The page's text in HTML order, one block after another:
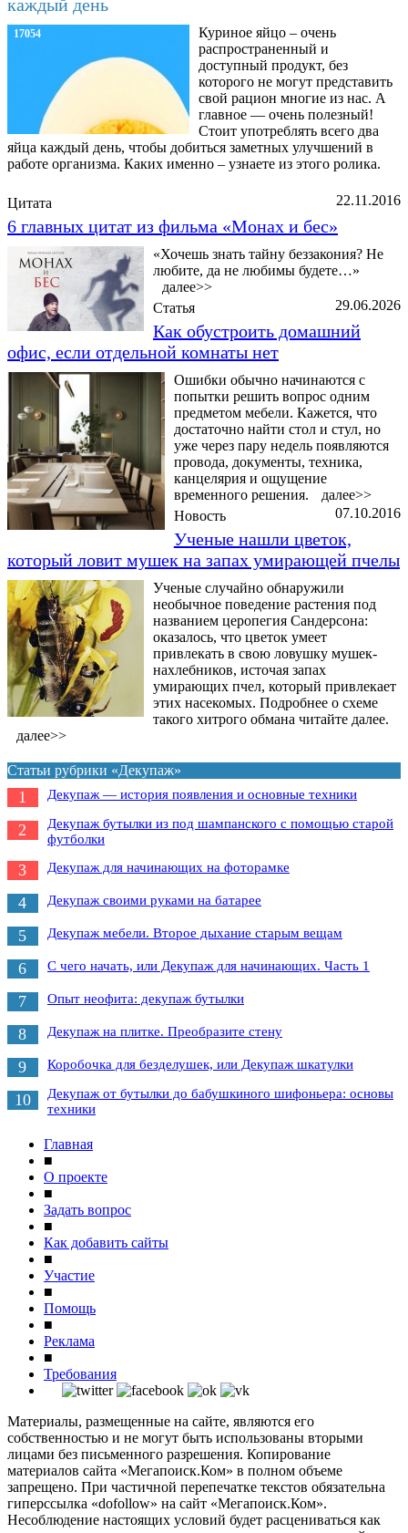
каждый день
17054
Куриное яйцо – очень
распространенный и
доступный продукт, без
которого не могут представить
свой рацион многие из нас. А
главное — очень полезный!
Стоит употреблять всего два
яйца каждый день, чтобы добиться заметных улучшений в
работе организма. Каких именно – узнаете из этого ролика.
22.11.2016
Цитата
6 главных цитат из фильма «Монах и бес»
«Хочешь знать тайну беззакония? Не
любите, да не любимы будете…»
далее>>
29.06.2026
Статья
Как обустроить домашний
офис, если отдельной комнаты нет
Ошибки обычно начинаются с
попытки решить вопрос одним
предметом мебели. Кажется, что
достаточно найти стол и стул, но
уже через пару недель появляются
провода, документы, техника,
канцелярия и ощущение
временного решения.
далее>>
07.10.2016
Новость
Ученые нашли цветок,
который ловит мушек на запах умирающей пчелы
Ученые случайно обнаружили
необычное поведение растения под
названием церопегия Сандерсона:
оказалось, что цветок умеет
привлекать в свою ловушку мушек-
нахлебников, источая запах
умирающих пчел, который привлекает
этих насекомых. Подробнее о схеме
такого хитрого обмана читайте далее.
далее>>
Статьи рубрики «Декупаж»
1 Декупаж — история появления и основные техники
2
Декупаж бутылки из под шампанского с помощью старой
футболки
3 Декупаж для начинающих на фоторамке
4 Декупаж своими руками на батарее
5 Декупаж мебели. Второе дыхание старым вещам
6 С чего начать, или Декупаж для начинающих. Часть 1
7 Опыт неофита: декупаж бутылки
8 Декупаж на плитке. Преобразите стену
9 Коробочка для безделушек, или Декупаж шкатулки
10
Декупаж от бутылки до бабушкиного шифоньера: основы
техники
Главная
■
О проекте
■
Задать вопрос
■
Как добавить сайты
■
Участие
■
Помощь
■
Реклама
■
Требования
Материалы, размещенные на сайте, являются его
собственностью и не могут быть использованы вторыми
лицами без письменного разрешения. Копирование
материалов сайта «Мегапоиск.Ком» в полном объеме
запрещено. При частичной перепечатке текстов обязательна
гиперссылка «dofollow» на сайт «Мегапоиск.Ком».
Несоблюдение настоящих условий будет расцениваться как